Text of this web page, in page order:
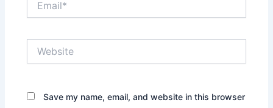
Save my name, email, and website in this browser